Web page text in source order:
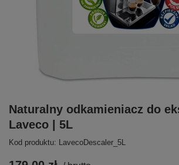
Naturalny odkamieniacz do
Laveco | 5L
Kod produktu: LavecoDescaler_5L